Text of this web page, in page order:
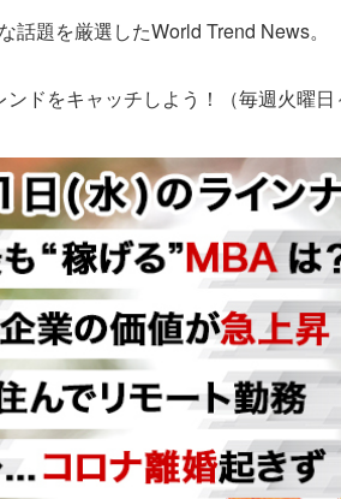
話題を厳選したWorld Trend News。
ドをキャッチしよう！（毎週火曜